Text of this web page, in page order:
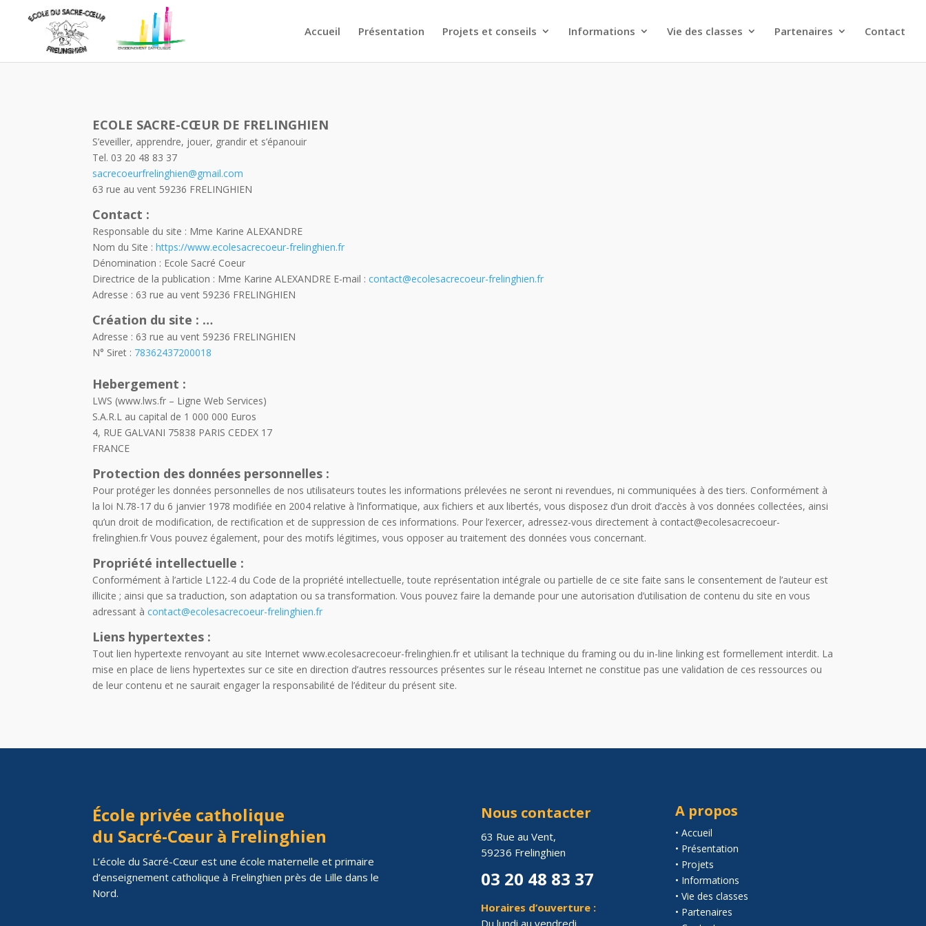
Accueil Présentation Projets et conseils Informations Vie des classes Partenaires Contact
ECOLE SACRE-CŒUR DE FRELINGHIEN
S’eveiller, apprendre, jouer, grandir et s’épanouir
Tel. 03 20 48 83 37
sacrecoeurfrelinghien@gmail.com
63 rue au vent 59236 FRELINGHIEN
Contact :
Responsable du site : Mme Karine ALEXANDRE
Nom du Site :https://www.ecolesacrecoeur-frelinghien.fr
Dénomination : Ecole Sacré Coeur
Directrice de la publication : Mme Karine ALEXANDRE E-mail :contact@ecolesacrecoeur-frelinghien.fr
Adresse : 63 rue au vent 59236 FRELINGHIEN
Création du site : …
Adresse : 63 rue au vent 59236 FRELINGHIEN
N° Siret : 78362437200018
Hebergement :
LWS (www.lws.fr – Ligne Web Services)
S.A.R.L au capital de 1 000 000 Euros
4, RUE GALVANI 75838 PARIS CEDEX 17
FRANCE
Protection des données personnelles :
Pour protéger les données personnelles de nos utilisateurs toutes les informations prélevées ne seront ni revendues, ni communiquées à des tiers. Conformément à
la loi N.78-17 du 6 janvier 1978 modifiée en 2004 relative à l’informatique, aux fichiers et aux libertés, vous disposez d’un droit d’accès à vos données collectées, ainsi
qu’un droit de modification, de rectification et de suppression de ces informations. Pour l’exercer, adressez-vous directement à contact@ecolesacrecoeur-
frelinghien.fr Vous pouvez également, pour des motifs légitimes, vous opposer au traitement des données vous concernant.
Propriété intellectuelle :
Conformément à l’article L122-4 du Code de la propriété intellectuelle, toute représentation intégrale ou partielle de ce site faite sans le consentement de l’auteur est
illicite ; ainsi que sa traduction, son adaptation ou sa transformation. Vous pouvez faire la demande pour une autorisation d’utilisation de contenu du site en vous
adressant àcontact@ecolesacrecoeur-frelinghien.fr
Liens hypertextes :
Tout lien hypertexte renvoyant au site Internet www.ecolesacrecoeur-frelinghien.fr et utilisant la technique du framing ou du in-line linking est formellement interdit. La
mise en place de liens hypertextes sur ce site en direction d’autres ressources présentes sur le réseau Internet ne constitue pas une validation de ces ressources ou
de leur contenu et ne saurait engager la responsabilité de l’éditeur du présent site.
École privée catholique
du Sacré-Cœur à Frelinghien
L’école du Sacré-Cœur est une école maternelle et primaire
d’enseignement catholique à Frelinghien près de Lille dans le
Nord.
Nous contacter
63 Rue au Vent,
59236 Frelinghien
03 20 48 83 37
Horaires d’ouverture :
Du lundi au vendredi
A propos
• Accueil
• Présentation
• Projets
• Informations
• Vie des classes
• Partenaires